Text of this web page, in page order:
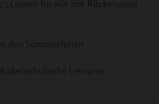
„Lernen für alle mit Rückenwind
den Sommerferien
Lernorte